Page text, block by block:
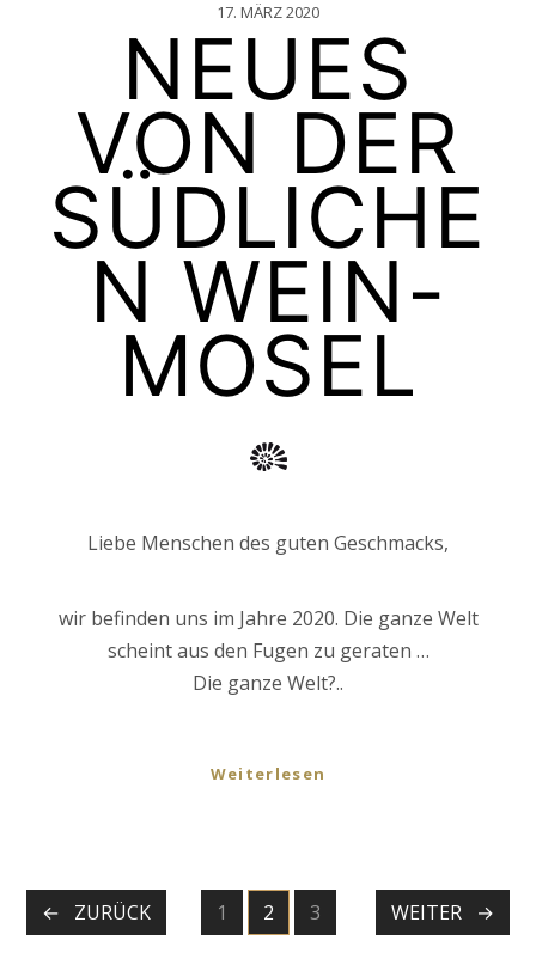
17. MÄRZ 2020
NEUES
VON DER
SÜDLICHE
N WEIN-
MOSEL
Liebe Menschen des guten Geschmacks,
wir befinden uns im Jahre 2020. Die ganze Welt
scheint aus den Fugen zu geraten …
Die ganze Welt?..
Weiterlesen
POSTS
NAVIGATION
ZURÜCK SEITEN
1 SEITEN
2 3 WEITER